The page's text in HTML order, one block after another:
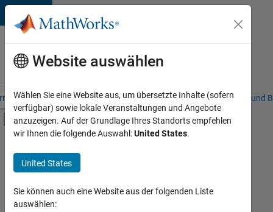
Weiter zum Inhalt
Karriere
bei
MathWorks
– Übersicht Stellensuche Niederlassungen Studierende und
Umschaltung für Off-Canvas-
Hauptinhalt
Customer Support
Education Sales
Büro- und Verwaltungsdienste
+2
Website auswählen
Wählen Sie eine Website aus, um übersetzte Inhalte (sofern
verfügbar) sowie lokale Veranstaltungen und Angebote
anzuzeigen. Auf der Grundlage Ihres Standorts empfehlen
wir Ihnen die folgende Auswahl:United States.
United States
Sie können auch eine Website aus der folgenden Liste
auswählen: